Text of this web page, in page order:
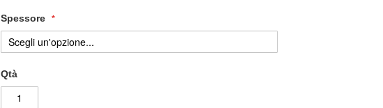
Spessore
Qtà